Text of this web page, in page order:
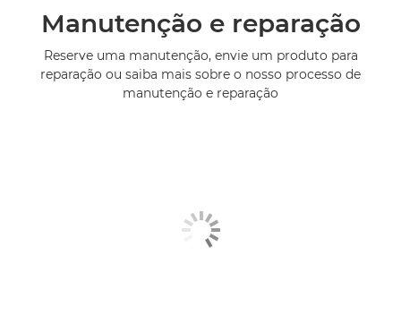
Manutenção e reparação
Reserve uma manutenção, envie um produto para
reparação ou saiba mais sobre o nosso processo de
manutenção e reparação